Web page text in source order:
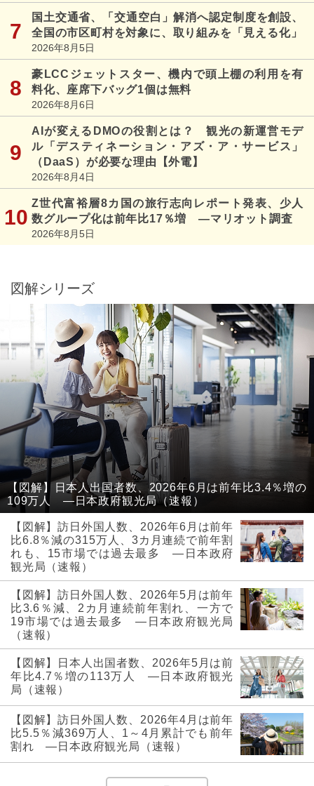
国土交通省、「交通空白」解消へ認定制度を創設、
全国の市区町村を対象に、取り組みを「見える化」
2026年8月5日
豪LCCジェットスター、機内で頭上棚の利用を有
料化、座席下バッグ1個は無料
2026年8月6日
AIが変えるDMOの役割とは？ 観光の新運営モデ
ル「デスティネーション・アズ・ア・サービス」
（DaaS）が必要な理由【外電】
2026年8月4日
Z世代富裕層8カ国の旅行志向レポート発表、少人
数グループ化は前年比17％増 ―マリオット調査
2026年8月5日
図解シリーズ
【図解】日本人出国者数、2026年6月は前年比3.4％増の
109万人 ―日本政府観光局（速報）
【図解】訪日外国人数、2026年6月は前年
比6.8％減の315万人、3カ月連続で前年割
れも、15市場では過去最多 ―日本政府
観光局（速報）
【図解】訪日外国人数、2026年5月は前年
比3.6％減、2カ月連続前年割れ、一方で
19市場では過去最多 ―日本政府観光局
（速報）
【図解】日本人出国者数、2026年5月は前
年比4.7％増の113万人 ―日本政府観光
局（速報）
【図解】訪日外国人数、2026年4月は前年
比5.5％減369万人、1～4月累計でも前年
割れ ―日本政府観光局（速報）